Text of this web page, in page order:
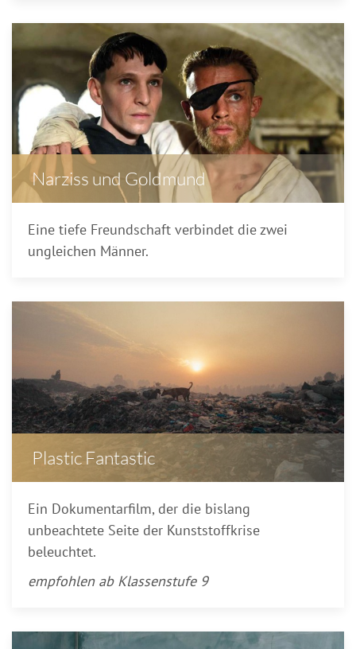
Narziss und Goldmund
Eine tiefe Freundschaft verbindet die zwei
ungleichen Männer.
Plastic Fantastic
Ein Dokumentarfilm, der die bislang
unbeachtete Seite der Kunststoffkrise
beleuchtet.
empfohlen ab Klassenstufe 9